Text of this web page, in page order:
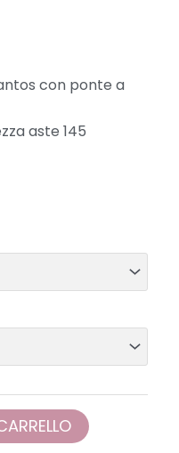
con ponte a
aste 145